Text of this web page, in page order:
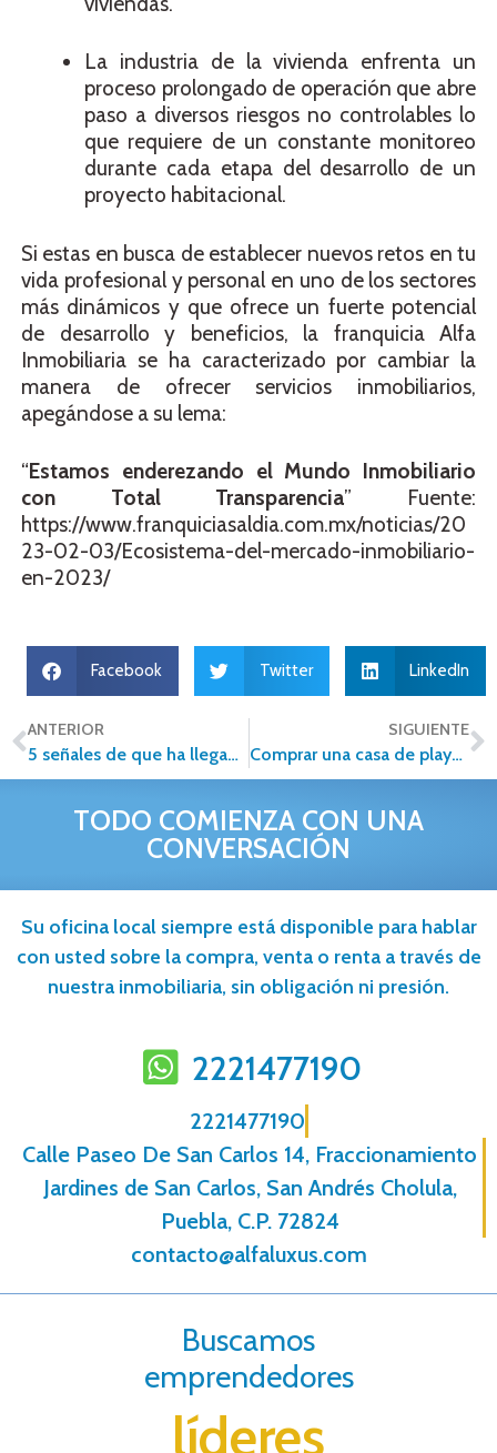
La industria de la vivienda enfrenta un
proceso prolongado de operación que abre
paso a diversos riesgos no controlables lo
que requiere de un constante monitoreo
durante cada etapa del desarrollo de un
proyecto habitacional.
Si estas en busca de establecer nuevos retos en tu
vida profesional y personal en uno de los sectores
más dinámicos y que ofrece un fuerte potencial
de desarrollo y beneficios, la franquicia Alfa
Inmobiliaria se ha caracterizado por cambiar la
manera de ofrecer servicios inmobiliarios,
apegándose a su lema:
“Estamos enderezando el Mundo Inmobiliario
con Total Transparencia” Fuente:
https://www.franquiciasaldia.com.mx/noticias/20
23-02-03/Ecosistema-del-mercado-inmobiliario-
en-2023/
Facebook Twitter LinkedIn
ANTERIOR
5 señales de que ha llegado el momento de vender tu inversión inmobiliaria
SIGUIENTE
Comprar una casa de playa ¿Qué debo saber?
TODO COMIENZA CON UNA
CONVERSACIÓN
Su oficina local siempre está disponible para hablar
con usted sobre la compra, venta o renta a través de
nuestra inmobiliaria, sin obligación ni presión.
2221477190
2221477190
Calle Paseo De San Carlos 14, Fraccionamiento
Jardines de San Carlos, San Andrés Cholula,
Puebla, C.P. 72824
contacto@alfaluxus.com
Buscamos
emprendedores
líderes